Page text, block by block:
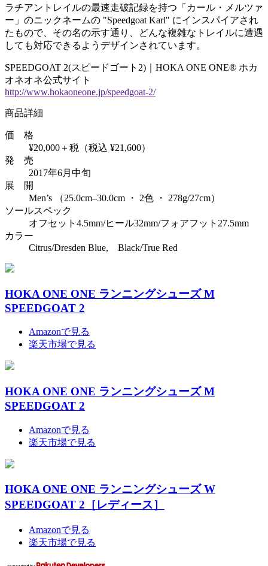
ラチアントレイルの最速走破記録を持つ「カール・メルツァ
ー」のニックネームの "Speedgoat Karl" にインスパイアされ
たもので、その名の示す通り、どんな複雑なトレイルに遭遇
しても対応できるようデザインされています。
SPEEDGOAT 2(スピードゴート2)｜HOKA ONE ONE® ホカ
オネオネ公式サイト
http://www.hokaoneone.jp/speedgoat-2/
商品詳細
価 格
¥20,000＋税（税込 ¥21,600）
発 売
2017年6月中旬
展 開
Men’s （25.0cm–30.0cm ・ 2色 ・ 278g/27cm）
ソールスペック
オフセット4.5mm/ヒール32mm/フォアフット27.5mm
カラー
Citrus/Dresden Blue, Black/True Red
HOKA ONE ONE ランニングシューズ M
SPEEDGOAT 2
Amazonで見る
楽天市場で見る
HOKA ONE ONE ランニングシューズ M
SPEEDGOAT 2
Amazonで見る
楽天市場で見る
HOKA ONE ONE ランニングシューズ W
SPEEDGOAT 2［レディース］
Amazonで見る
楽天市場で見る